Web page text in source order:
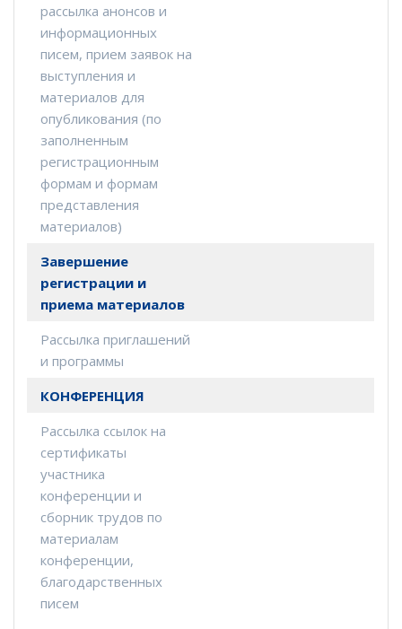
рассылка анонсов и
информационных
писем, прием заявок на
выступления и
материалов для
опубликования (по
заполненным
регистрационным
формам и формам
представления
материалов)
Завершение
регистрации и
приема материалов
Рассылка приглашений
и программы
КОНФЕРЕНЦИЯ
Рассылка ссылок на
сертификаты
участника
конференции и
сборник трудов по
материалам
конференции,
благодарственных
писем